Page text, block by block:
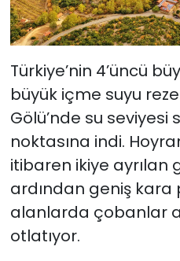
Türkiye’nin 4’üncü
büyük içme suyu
Gölü’nde su seviyesi
noktasına indi.
itibaren ikiye ayrılan
ardından geniş kara
alanlarda çobanlar
otlatıyor.